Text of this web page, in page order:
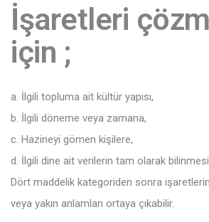
İşaretleri
için ;
a. İlgili topluma ait kültür yapısı,
b. İlgili döneme veya zamana,
c. Hazineyi gömen kişilere,
d. İlgili dine ait verilerin tam olarak
Dört maddelik kategoriden sonra
veya yakın anlamları ortaya çıkabilir.